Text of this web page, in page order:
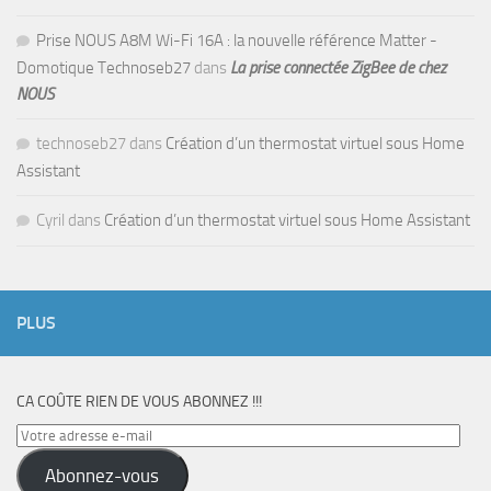
Prise NOUS A8M Wi-Fi 16A : la nouvelle référence Matter -
Domotique Technoseb27 dans La prise connectée ZigBee de chez
NOUS
technoseb27 dans Création d’un thermostat virtuel sous Home
Assistant
Cyril dans Création d’un thermostat virtuel sous Home Assistant
PLUS
CA COÛTE RIEN DE VOUS ABONNEZ !!!
Votre
adresse
e-
Abonnez-vous